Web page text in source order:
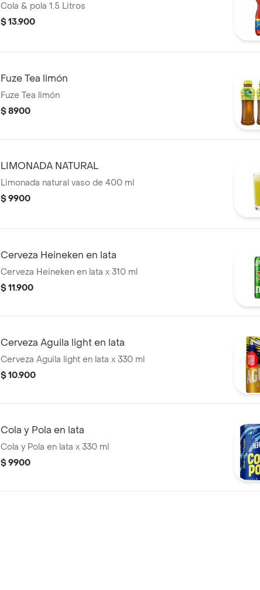
Cola & pola 1.5 Litros
$ 13.900
Fuze Tea limón
Fuze Tea limón
$ 8900
LIMONADA NATURAL
Limonada natural vaso de 400 ml
$ 9900
Cerveza Heineken en lata
Cerveza Heineken en lata x 310 ml
$ 11.900
Cerveza Aguila light en lata
Cerveza Aguila light en lata x 330 ml
$ 10.900
Cola y Pola en lata
Cola y Pola en lata x 330 ml
$ 9900